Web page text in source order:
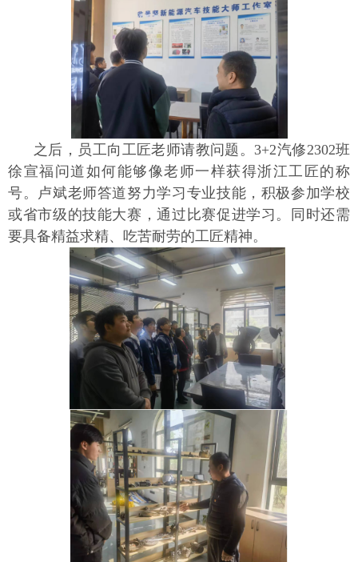
之后，员工向工匠老师请教问题。3+2汽修2302班
徐宣福问道如何能够像老师一样获得浙江工匠的称
号。卢斌老师答道努力学习专业技能，积极参加学校
或省市级的技能大赛，通过比赛促进学习。同时还需
要具备精益求精、吃苦耐劳的工匠精神。